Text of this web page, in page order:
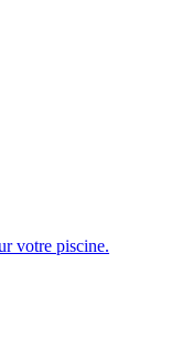
votre piscine.